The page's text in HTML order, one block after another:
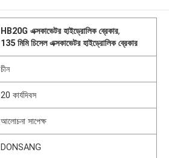
HB20G এক্সকাভেটর হাইড্রোলিক ব্রেকার,
135 মিমি চিসেল এক্সকাভেটর হাইড্রোলিক ব্রেকার
চীন
20 কার্যদিবস
আলোচনা সাপেক্ষ
DONSANG